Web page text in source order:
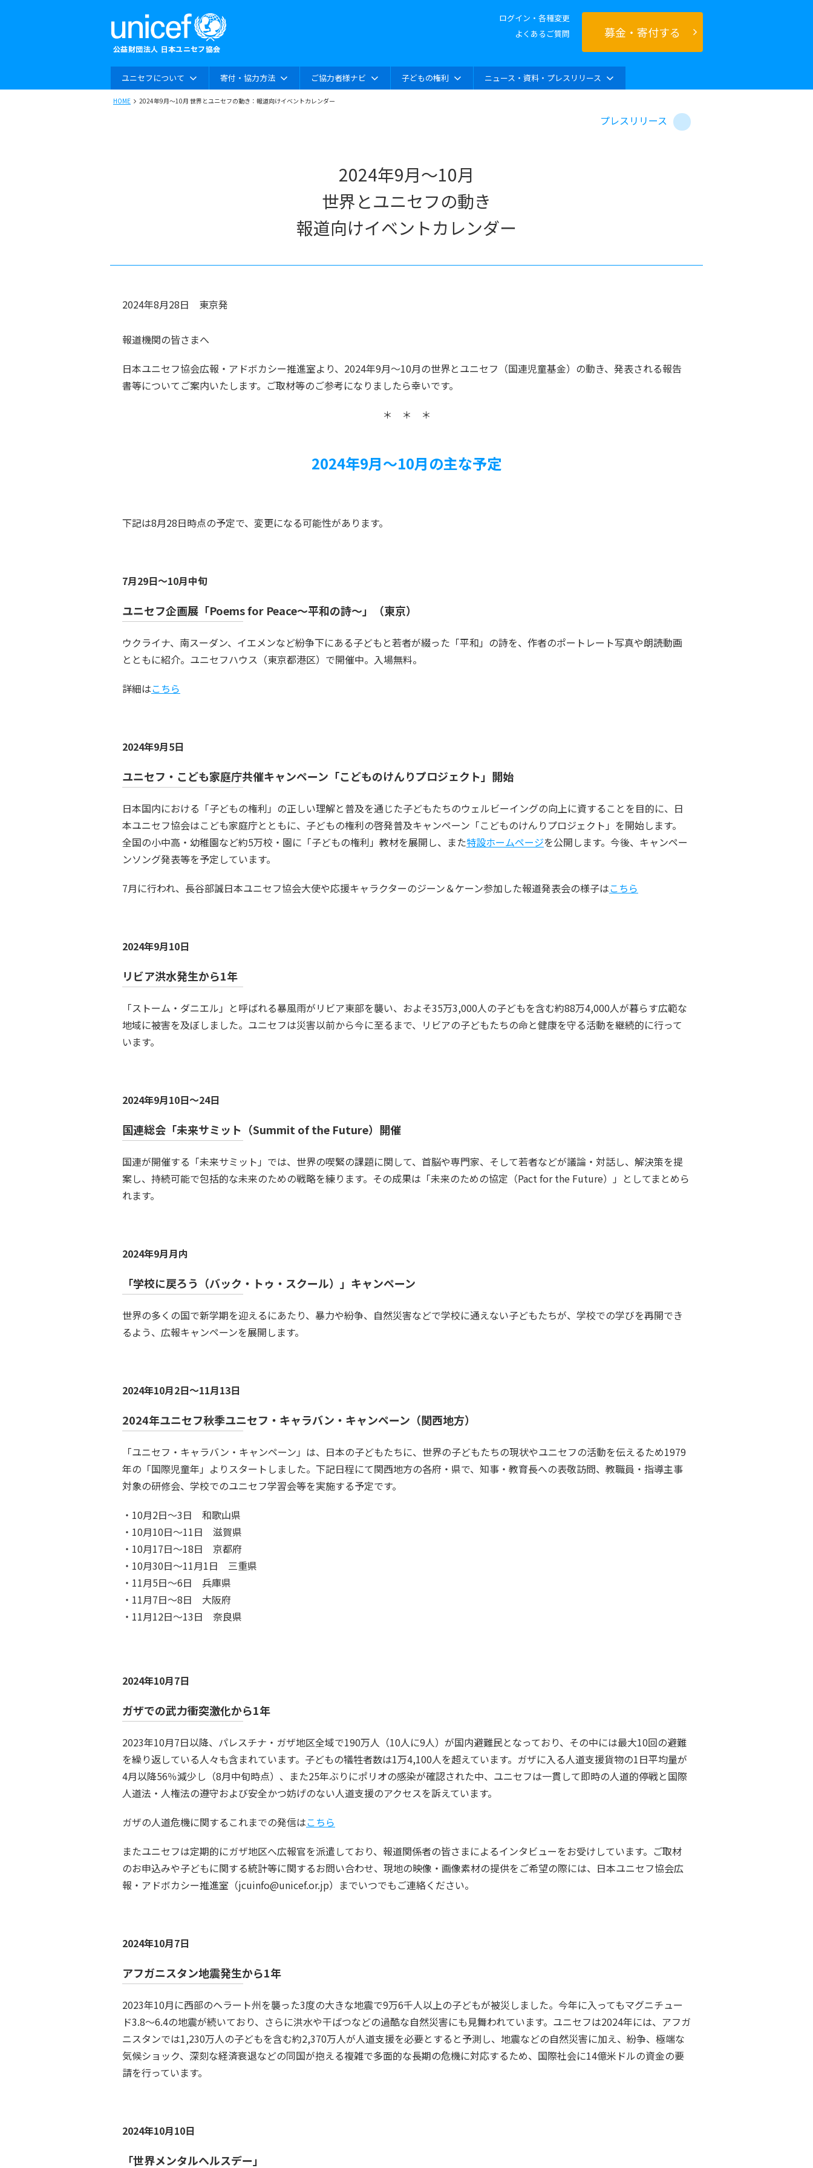
ログイン・各種変更
よくあるご質問
募金・寄付する
ユニセフについて 寄付・協力方法 ご協力者様ナビ 子どもの権利 ニュース・資料・プレスリリース
HOME 2024年9月～10月 世界とユニセフの動き：報道向けイベントカレンダー
プレスリリース
2024年9月～10月
世界とユニセフの動き
報道向けイベントカレンダー
2024年8月28日 東京発
報道機関の皆さまへ
日本ユニセフ協会広報・アドボカシー推進室より、2024年9月～10月の世界とユニセフ（国連児童基金）の動き、発表される報告
書等についてご案内いたします。ご取材等のご参考になりましたら幸いです。
＊ ＊ ＊
2024年9月～10月の主な予定
下記は8月28日時点の予定で、変更になる可能性があります。
7月29日～10月中旬
ユニセフ企画展「Poems for Peace～平和の詩～」（東京）
ウクライナ、南スーダン、イエメンなど紛争下にある子どもと若者が綴った「平和」の詩を、作者のポートレート写真や朗読動画
とともに紹介。ユニセフハウス（東京都港区）で開催中。入場無料。
詳細はこちら
2024年9月5日
ユニセフ・こども家庭庁共催キャンペーン「こどものけんりプロジェクト」開始
日本国内における「子どもの権利」の正しい理解と普及を通じた子どもたちのウェルビーイングの向上に資することを目的に、日
本ユニセフ協会はこども家庭庁とともに、子どもの権利の啓発普及キャンペーン「こどものけんりプロジェクト」を開始します。
全国の小中高・幼稚園など約5万校・園に「子どもの権利」教材を展開し、また特設ホームページを公開します。今後、キャンペー
ンソング発表等を予定しています。
7月に行われ、長谷部誠日本ユニセフ協会大使や応援キャラクターのジーン＆ケーン参加した報道発表会の様子はこちら
2024年9月10日
リビア洪水発生から1年
「ストーム・ダニエル」と呼ばれる暴風雨がリビア東部を襲い、およそ35万3,000人の子どもを含む約88万4,000人が暮らす広範な
地域に被害を及ぼしました。ユニセフは災害以前から今に至るまで、リビアの子どもたちの命と健康を守る活動を継続的に行って
います。
2024年9月10日～24日
国連総会「未来サミット（Summit of the Future）開催
国連が開催する「未来サミット」では、世界の喫緊の課題に関して、首脳や専門家、そして若者などが議論・対話し、解決策を提
案し、持続可能で包括的な未来のための戦略を練ります。その成果は「未来のための協定（Pact for the Future）」としてまとめら
れます。
2024年9月月内
「学校に戻ろう（バック・トゥ・スクール）」キャンペーン
世界の多くの国で新学期を迎えるにあたり、暴力や紛争、自然災害などで学校に通えない子どもたちが、学校での学びを再開でき
るよう、広報キャンペーンを展開します。
2024年10月2日～11月13日
2024年ユニセフ秋季ユニセフ・キャラバン・キャンペーン（関西地方）
「ユニセフ・キャラバン・キャンペーン」は、日本の子どもたちに、世界の子どもたちの現状やユニセフの活動を伝えるため1979
年の「国際児童年」よりスタートしました。下記日程にて関西地方の各府・県で、知事・教育長への表敬訪問、教職員・指導主事
対象の研修会、学校でのユニセフ学習会等を実施する予定です。
10月2日～3日 和歌山県
10月10日～11日 滋賀県
10月17日～18日 京都府
10月30日～11月1日 三重県
11月5日～6日 兵庫県
11月7日～8日 大阪府
11月12日～13日 奈良県
2024年10月7日
ガザでの武力衝突激化から1年
2023年10月7日以降、パレスチナ・ガザ地区全域で190万人（10人に9人）が国内避難民となっており、その中には最大10回の避難
を繰り返している人々も含まれています。子どもの犠牲者数は1万4,100人を超えています。ガザに入る人道支援貨物の1日平均量が
4月以降56％減少し（8月中旬時点）、また25年ぶりにポリオの感染が確認された中、ユニセフは一貫して即時の人道的停戦と国際
人道法・人権法の遵守および安全かつ妨げのない人道支援のアクセスを訴えています。
ガザの人道危機に関するこれまでの発信はこちら
またユニセフは定期的にガザ地区へ広報官を派遣しており、報道関係者の皆さまによるインタビューをお受けしています。ご取材
のお申込みや子どもに関する統計等に関するお問い合わせ、現地の映像・画像素材の提供をご希望の際には、日本ユニセフ協会広
報・アドボカシー推進室（jcuinfo@unicef.or.jp）までいつでもご連絡ください。
2024年10月7日
アフガニスタン地震発生から1年
2023年10月に西部のヘラート州を襲った3度の大きな地震で9万6千人以上の子どもが被災しました。今年に入ってもマグニチュー
ド3.8～6.4の地震が続いており、さらに洪水や干ばつなどの過酷な自然災害にも見舞われています。ユニセフは2024年には、アフガ
ニスタンでは1,230万人の子どもを含む約2,370万人が人道支援を必要とすると予測し、地震などの自然災害に加え、紛争、極端な
気候ショック、深刻な経済衰退などの同国が抱える複雑で多面的な長期の危機に対応するため、国際社会に14億米ドルの資金の要
請を行っています。
2024年10月10日
「世界メンタルヘルスデー」